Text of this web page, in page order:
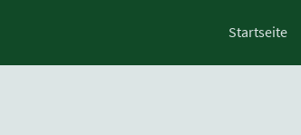
Startseite